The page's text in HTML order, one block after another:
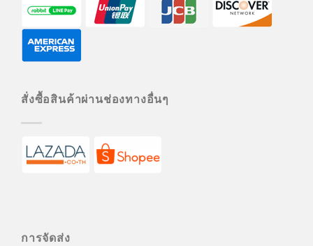
สั่งซื้อสินค้าผ่านช่องทางอื่นๆ
การจัดส่ง